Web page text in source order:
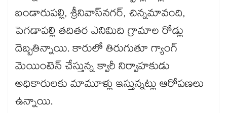
బండారుపల్లి, శ్రీనివాస్​నగర్​, చిన్నమావంది,
పెగడాపల్లి తదితర ఎనిమిది గ్రామాల రోడ్లు
దెబ్బతిన్నాయి. కారులో తిరుగుతూ గ్యాంగ్​
మెయింటెన్ చేస్తున్న క్వారీ నిర్వాహకుడు
అధికారులకు మామూళ్లు ఇస్తున్నట్లు ఆరోపణలు
ఉన్నాయి.